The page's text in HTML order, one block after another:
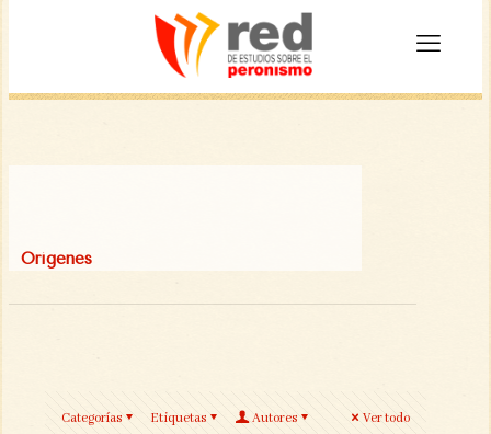
Orígenes
Categorías Etiquetas Autores Ver todo